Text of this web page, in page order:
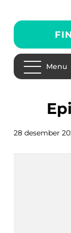
Menu
28 desember